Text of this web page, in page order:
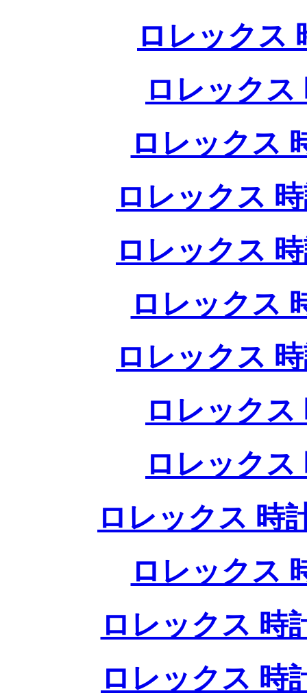
ロレックス
ロレックス
ロレックス
ロレックス
ロレックス
ロレックス
ロレックス
ロレックス
ロレックス
ロレックス 時
ロレックス
ロレックス 時
ロレックス 時